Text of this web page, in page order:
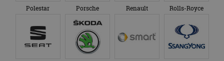
Polestar Porsche Renault Rolls-Royce